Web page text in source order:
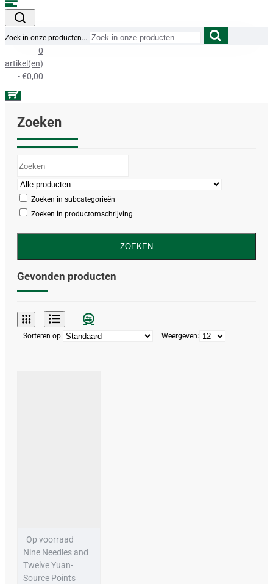
Zoek in onze producten...
0
artikel(en)
- €0,00
Zoeken
Zoeken in subcategorieën
Zoeken in productomschrijving
ZOEKEN
Gevonden producten
Sorteren op: Weergeven:
Op voorraad
Nine Needles and
Twelve Yuan-
Source Points